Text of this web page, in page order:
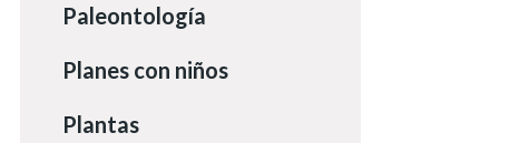
Paleontología
Planes con niños
Plantas